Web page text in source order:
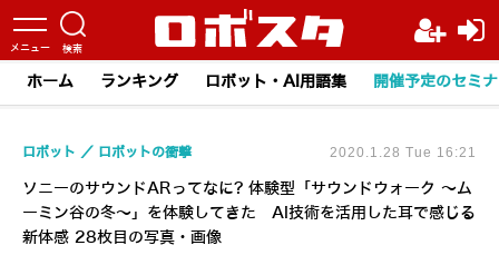
ホーム ランキング ロボット・AI用語集 開催予定のセミ
ソニーのサウンドARってなに? 体験型「サウンドウォーク ～ム
ーミン谷の冬～」を体験してきた AI技術を活用した耳で感じる
新体感 28枚目の写真・画像
ロボット ロボットの衝撃 2020.1.28 Tue 16:21